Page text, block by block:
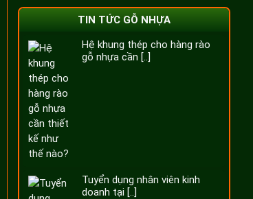
TIN TỨC GỖ NHỰA
Hệ khung thép cho hàng rào
gỗ nhựa cần [..]
Tuyển dụng nhân viên kinh
doanh tại [..]